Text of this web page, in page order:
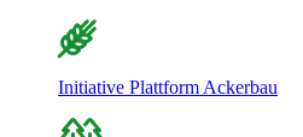
Initiative Plattform Ackerbau